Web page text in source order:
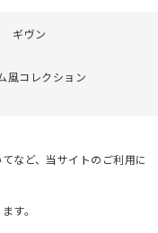
ギヴン
風コレクション
など、当サイトのご利用に
す。